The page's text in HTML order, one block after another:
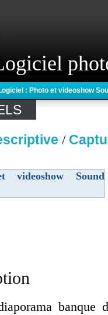
: Photo et videoshow
/
videoshow Sound
banque